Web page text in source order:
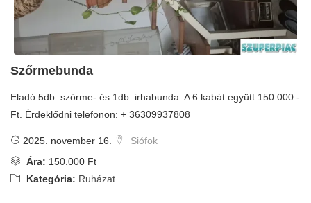
Szőrmebunda
Eladó 5db. szőrme- és 1db. irhabunda. A 6 kabát együtt 150 000.-
Ft. Érdeklődni telefonon: + 36309937808
2025. november 16.
Siófok
Ára: 150.000 Ft
Kategória: Ruházat